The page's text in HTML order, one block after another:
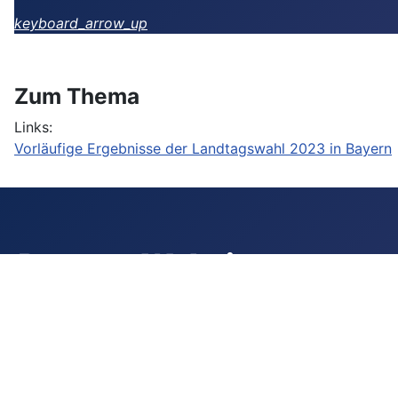
Hinweis: Durch Rundungen kann die Gesamtsumme der
Zum Thema
Links: